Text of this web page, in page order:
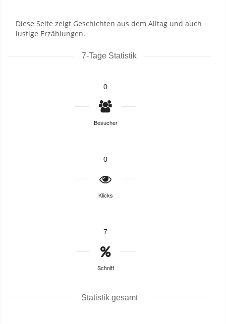
Diese Seite zeigt Geschichten aus dem Alltag und auch
lustige Erzählungen.
7-Tage Statistik
0
Besucher
0
Klicks
7
Schnitt
Statistik gesamt